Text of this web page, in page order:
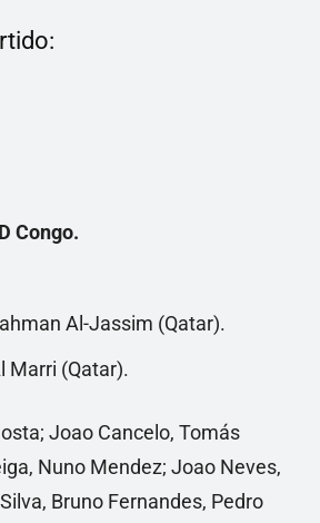
Congo.
Al-Jassim (Qatar).
Marri (Qatar).
Joao Cancelo, Tomás
Nuno Mendez; Joao Neves,
Bruno Fernandes, Pedro